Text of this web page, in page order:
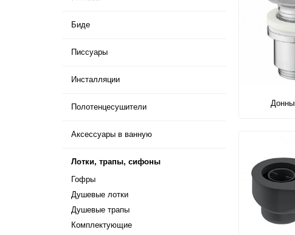
Биде
Писсуары
Инсталляции
Полотенцесушители
Аксессуары в ванную
Лотки, трапы, сифоны
Гофры
Душевые лотки
Душевые трапы
Комплектующие